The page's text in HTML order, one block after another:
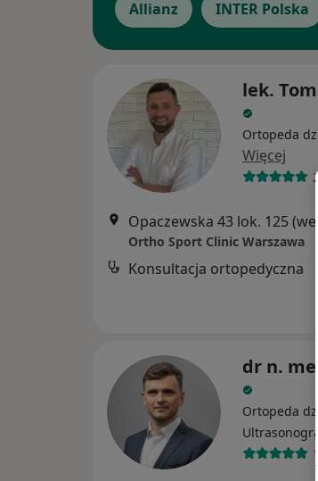
Allianz INTER Polska
lek.
Ortopeda
Więcej
Ortho Sport Clinic Warszawa
Konsultacja ortopedyczna
dr n.
Ortopeda